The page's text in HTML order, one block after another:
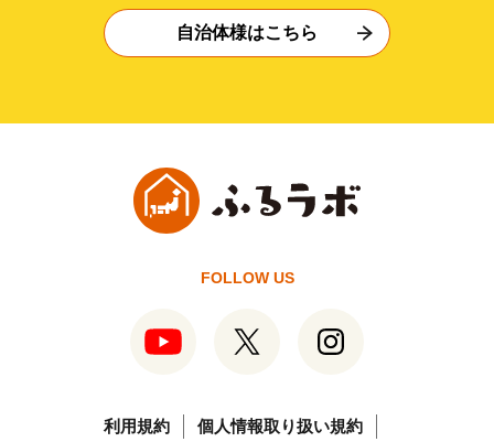
自治体様はこちら
FOLLOW US
利用規約 個人情報取り扱い規約